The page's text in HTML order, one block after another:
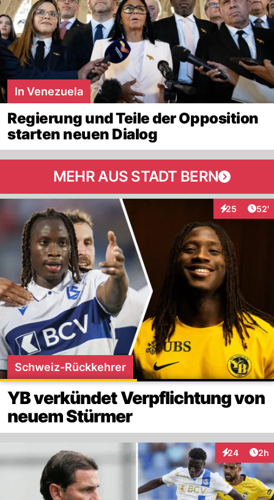
In Venezuela
Regierung und Teile der Opposition
starten neuen Dialog
MEHR AUS STADT BERN
25
Interaktionen
52'
Schweiz-Rückkehrer
YB verkündet Verpflichtung von
neuem Stürmer
24
Interaktionen
2h